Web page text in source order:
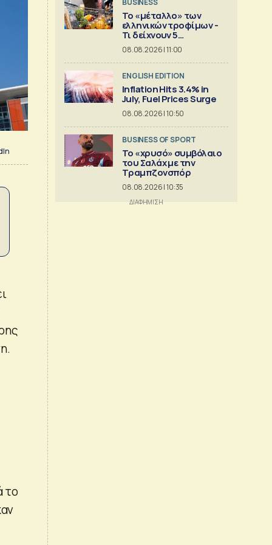
το
BUSINESS
Το «μέταλλο» των
ελληνικών τροφίμων -
Τι δείχνουν 5
ισολογισμοί
08.08.2026 | 11:00
ENGLISH EDITION
Inflation Hits 3.4% in
July, Fuel Prices Surge
08.08.2026 | 10:50
BUSINESS OF SPORT
Το «χρυσό» συμβόλαιο
του Σαλάχ με την
Τραμπζονσπόρ
08.08.2026 | 10:35